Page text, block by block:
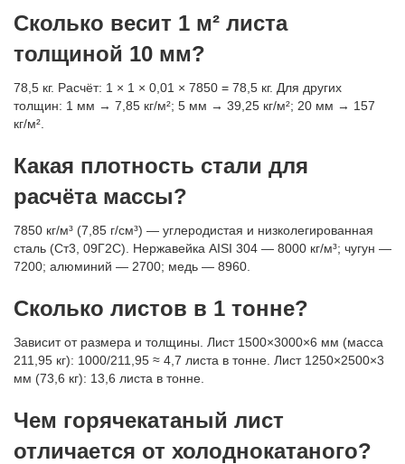
Сколько весит 1 м² листа
толщиной 10 мм?
78,5 кг. Расчёт: 1 × 1 × 0,01 × 7850 = 78,5 кг. Для других
толщин: 1 мм → 7,85 кг/м²; 5 мм → 39,25 кг/м²; 20 мм → 157
кг/м².
Какая плотность стали для
расчёта массы?
7850 кг/м³ (7,85 г/см³) — углеродистая и низколегированная
сталь (Ст3, 09Г2С). Нержавейка AISI 304 — 8000 кг/м³; чугун —
7200; алюминий — 2700; медь — 8960.
Сколько листов в 1 тонне?
Зависит от размера и толщины. Лист 1500×3000×6 мм (масса
211,95 кг): 1000/211,95 ≈ 4,7 листа в тонне. Лист 1250×2500×3
мм (73,6 кг): 13,6 листа в тонне.
Чем горячекатаный лист
отличается от холоднокатаного?